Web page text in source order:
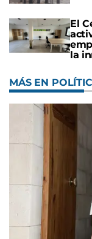
El
la
MÁS EN